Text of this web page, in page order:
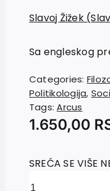
Slavoj Žižek
Sa engleskog
Categories:
Politikologija,
Tags:Arcus
1.650,00
SREĆA SE VIŠE